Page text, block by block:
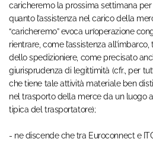
caricheremo la prossima settimana per
quanto l’assistenza nel carico della
“caricheremo” evoca un’operazione
rientrare, come l’assistenza
dello spedizioniere, come precisato
giurisprudenza di legittimità (cfr., per
che tiene tale attività materiale ben
nel trasporto della merce da un luogo
tipica del trasportatore);
- ne discende che tra Euroconnect e